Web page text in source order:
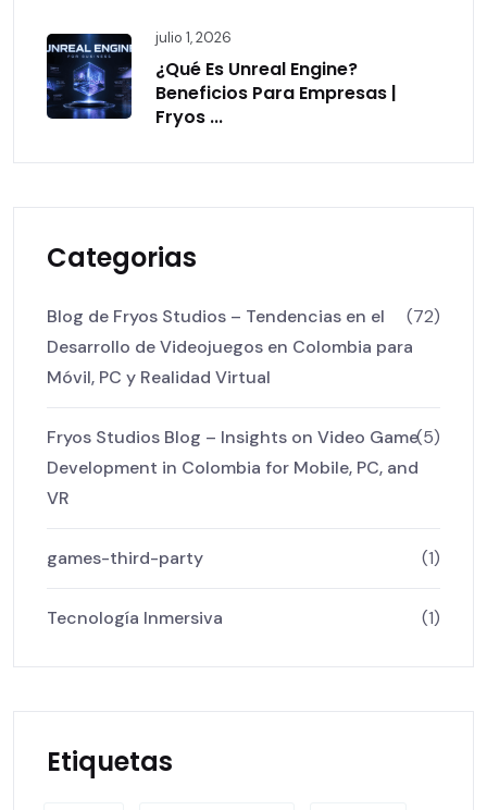
julio 1, 2026
¿Qué Es Unreal Engine?
Beneficios Para Empresas |
Fryos ...
Categorias
Blog de Fryos Studios – Tendencias en el
Desarrollo de Videojuegos en Colombia para
Móvil, PC y Realidad Virtual
(72)
Fryos Studios Blog – Insights on Video Game
Development in Colombia for Mobile, PC, and
VR
(5)
games-third-party (1)
Tecnología Inmersiva (1)
Etiquetas